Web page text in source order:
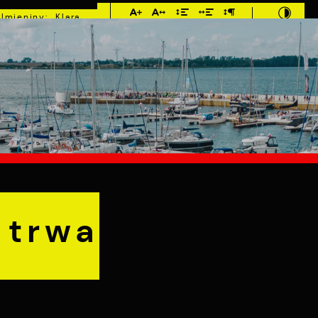
Imieniny: Klara,
Roman, Romuald
MIESZKANIEC TURYSTYKA